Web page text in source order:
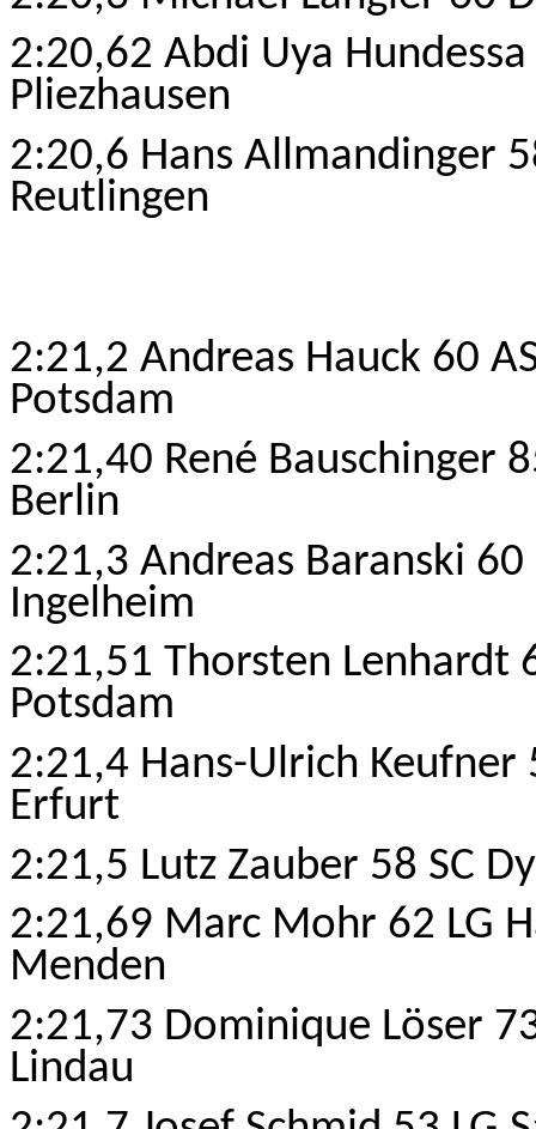
2:20,62 Abdi Uya
Pliezhausen
2:20,6 Hans Allmandinger
Reutlingen
2:21,2 Andreas Hauck 60
Potsdam
2:21,40 René Bauschinger
Berlin
2:21,3 Andreas Baranski
Ingelheim
2:21,51 Thorsten Lenhardt
Potsdam
2:21,4 Hans-Ulrich
Erfurt
2:21,5 Lutz Zauber 58 SC
2:21,69 Marc Mohr 62 LG
Menden
2:21,73 Dominique Löser
Lindau